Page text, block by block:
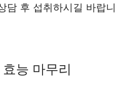
담 후 섭취하시길 바랍니
능 마무리